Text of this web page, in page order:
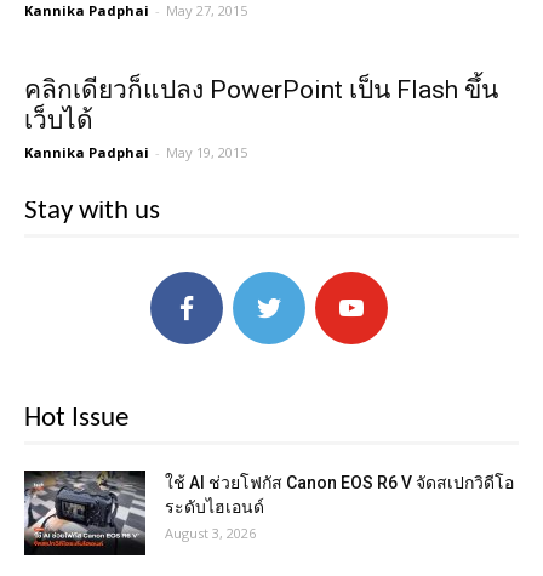
Kannika Padphai - May 27, 2015
คลิกเดียวก็แปลง PowerPoint เป็น Flash ขึ้น
เว็บได้
Kannika Padphai - May 19, 2015
Stay with us
Hot Issue
ใช้ AI ช่วยโฟกัส Canon EOS R6 V จัดสเปกวิดีโอ
ระดับไฮเอนด์
August 3, 2026